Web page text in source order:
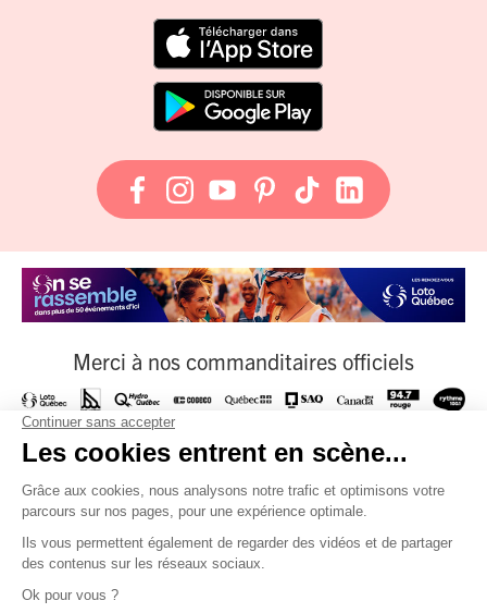
Merci à nos commanditaires officiels
À nos fournisseurs officiels
Et à tous nos partenaires